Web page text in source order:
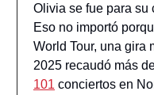
Olivia se fue para su
Eso no importó
World Tour, una gira
2025 recaudó más
101 conciertos en